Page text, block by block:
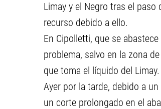
Limay y el Negro tras el
recurso debido a ello.
En Cipolletti, que se
problema, salvo en la zona
que toma el líquido del
Ayer por la tarde, debido a
un corte prolongado en el